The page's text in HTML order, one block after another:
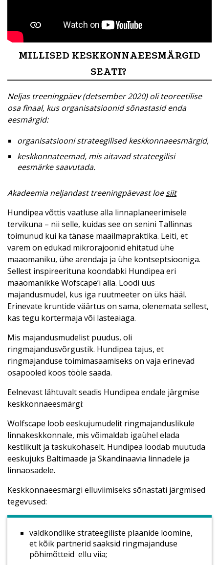
MILLISED KESKKONNAEESMÄRGID
SEATI?
Neljas treeningpäev (detsember 2020) oli teoreetilise
osa finaal, kus organisatsioonid sõnastasid enda
eesmärgid:
organisatsiooni strateegilised keskkonnaeesmärgid,
keskkonnateemad, mis aitavad strateegilisi
eesmärke saavutada.
Akadeemia neljandast treeningpäevast loesiit
Hundipea võttis vaatluse alla linnaplaneerimisele
tervikuna – nii selle, kuidas see on senini Tallinnas
toimunud kui ka tänase maailmapraktika. Leiti, et
varem on edukad mikrorajoonid ehitatud ühe
maaomaniku, ühe arendaja ja ühe kontseptsiooniga.
Sellest inspireerituna koondabki Hundipea eri
maaomanikke Wofscape’i alla. Loodi uus
majandusmudel, kus iga ruutmeeter on üks hääl.
Erinevate kruntide väärtus on sama, olenemata sellest,
kas tegu kortermaja või lasteaiaga.
Mis majandusmudelist puudus, oli
ringmajandusvõrgustik. Hundipea tajus, et
ringmajanduse toimimasaamiseks on vaja erinevad
osapooled koos tööle saada.
Eelnevast lähtuvalt seadis Hundipea endale järgmise
keskkonnaeesmärgi:
Wolfscape loob eeskujumudelit ringmajanduslikule
linnakeskkonnale, mis võimaldab igaühel elada
kestlikult ja taskukohaselt. Hundipea loodab muutuda
eeskujuks Baltimaade ja Skandinaavia linnadele ja
linnaosadele.
Keskkonnaeesmärgi elluviimiseks sõnastati järgmised
tegevused:
valdkondlike strateegiliste plaanide loomine,
et kõik partnerid saaksid ringmajanduse
põhimõtteid ellu viia;